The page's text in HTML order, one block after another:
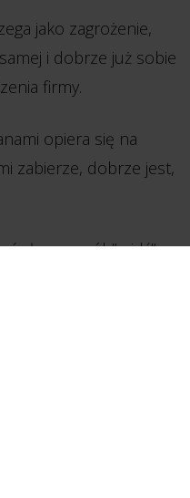
jako zagrożenie,
i dobrze już sobie
firmy.
opiera się na
zabierze, dobrze jest,
słowa: „zrób”, „idź”,